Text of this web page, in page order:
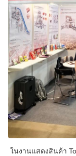
ในงานแสดงสินค้า